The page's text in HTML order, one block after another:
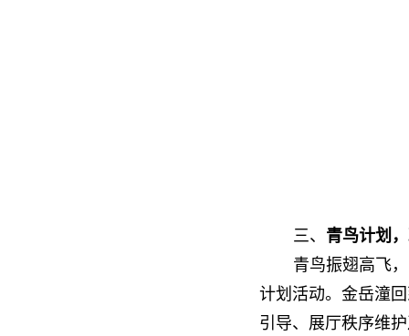
三、 青鸟计划
青鸟振翅高飞
计划活动。金岳潼
引导、展厅秩序维